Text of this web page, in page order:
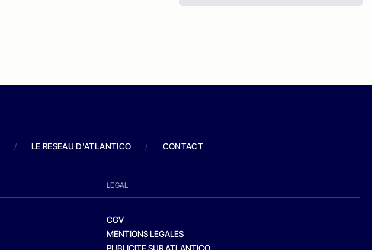
/ LE RESEAU D'ATLANTICO / CONTACT
LEGAL
CGV
MENTIONS LEGALES
PUBLICITE SUR ATLANTICO